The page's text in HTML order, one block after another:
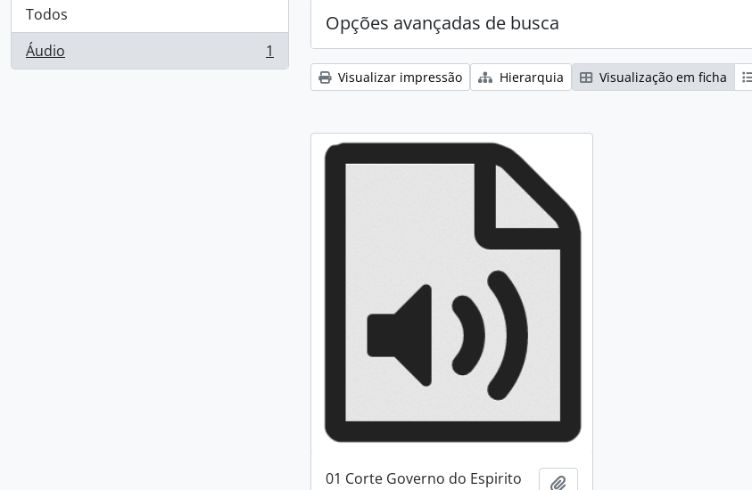
Todos
Áudio
, 1 resultados 1
Opções avançadas de busca
Visualizar impressão Hierarquia Visualização em ficha
01 Corte Governo do Espirito